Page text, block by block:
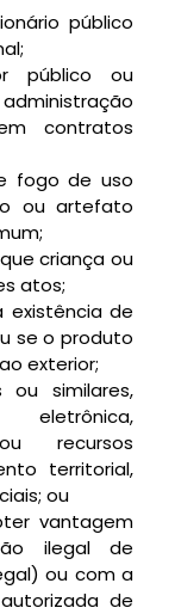
público
público ou
contratos
fogo de uso
ou artefato
criança ou
atos;
existência de
se o produto
exterior;
ou similares,
recursos
territorial,
ou
vantagem
ilegal de
ou com a
de